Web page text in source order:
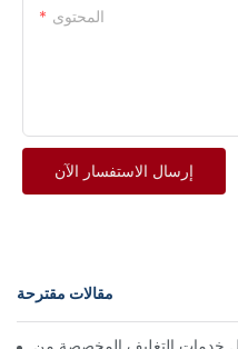
المحتوى
إرسال الاستفسار الآن
مقالات مقترحة